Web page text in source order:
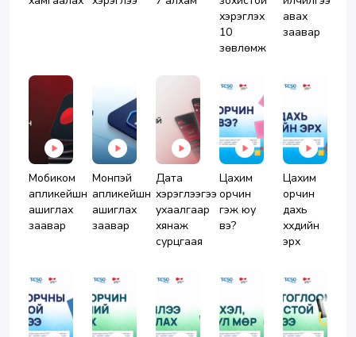
хэрэглэх
10
зөвлөмж
авах
заавар
Мобиком
апликейшн
ашиглах
заавар
Монпэй
апликейшн
ашиглах
заавар
Дата
хэрэглээгээ
ухаалгаар
хянаж
сурцгаая
Цахим
орчин
гэж юу
вэ?
Цахим
орчин
дахь
хүүхдийн
эрх